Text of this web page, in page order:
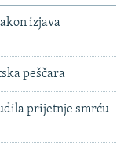
izjava
peščara
prijetnje smrću